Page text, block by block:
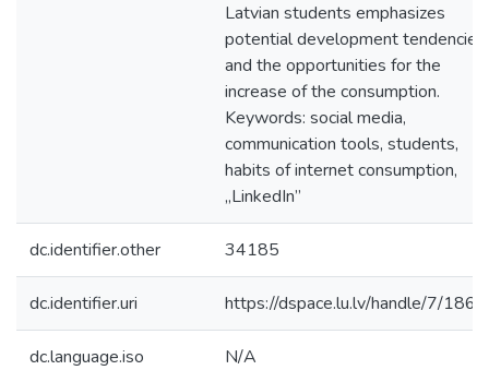
Latvian students emphasizes
potential development tendencies
and the opportunities for the
increase of the consumption.
Keywords: social media,
communication tools, students,
habits of internet consumption,
„LinkedIn”
dc.identifier.other 34185
dc.identifier.uri https://dspace.lu.lv/handle/7/
dc.language.iso N/A